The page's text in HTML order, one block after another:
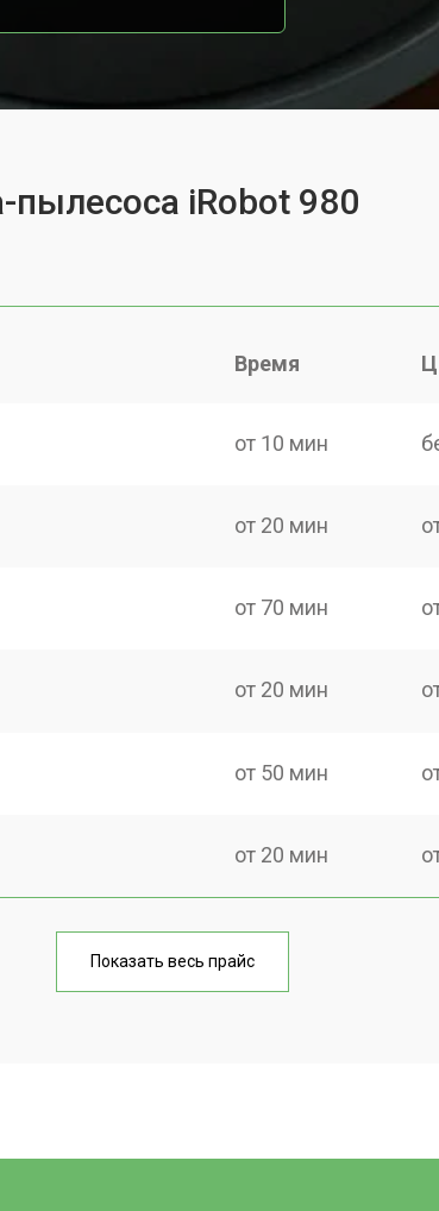
пылесоса iRobot 980
Время
от 10 мин
от 20 мин
от 70 мин
от 20 мин
от 50 мин
от 20 мин
от 30 мин
Показать весь прайс